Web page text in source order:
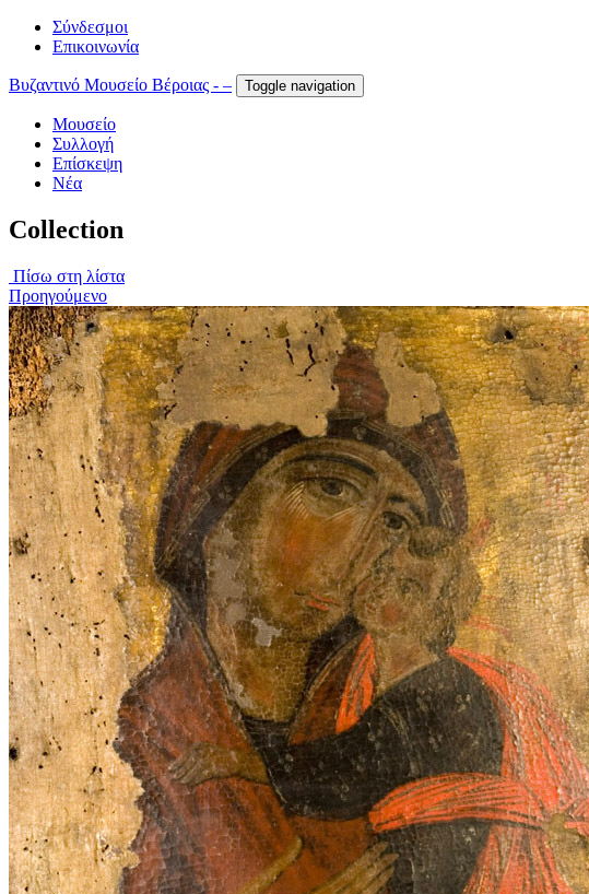
Σύνδεσμοι
Επικοινωνία
Βυζαντινό Μουσείο Βέροιας - – Toggle navigation
Μουσείο
Συλλογή
Επίσκεψη
Νέα
Collection
Πίσω στη λίστα
Προηγούμενο